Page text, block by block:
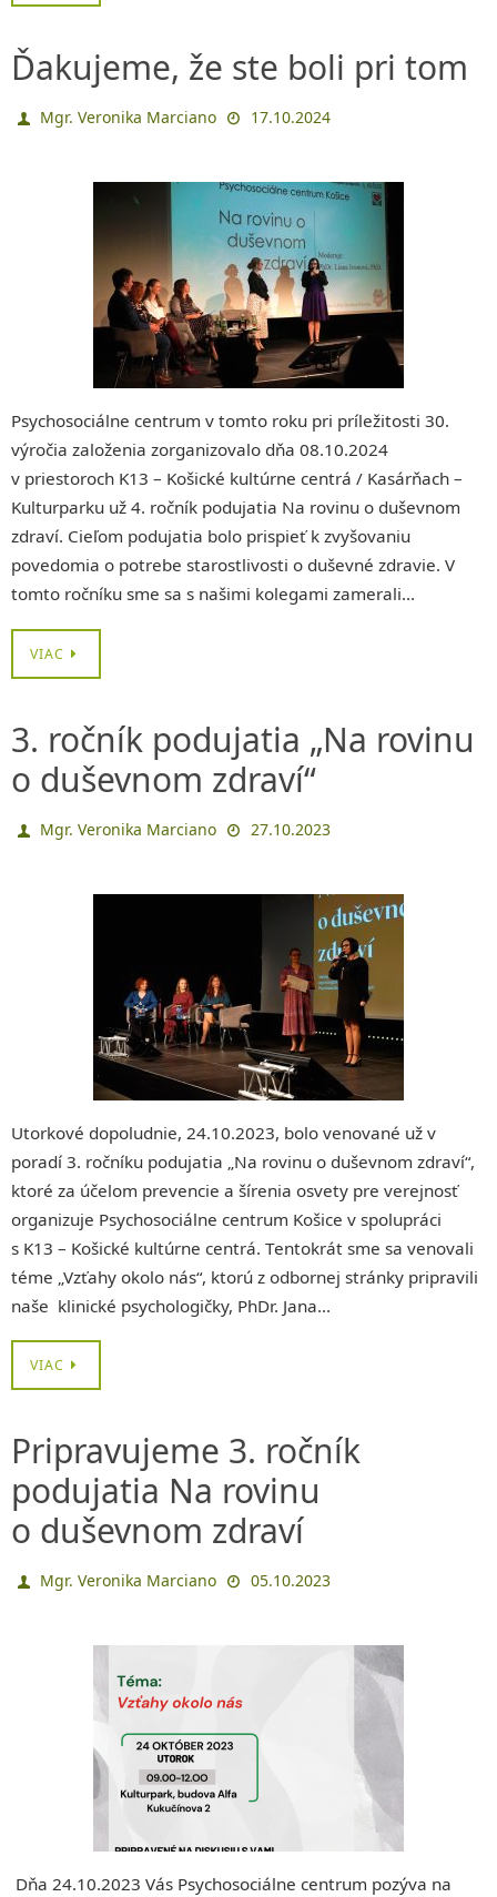
Ďakujeme, že ste boli pri tom
Mgr. Veronika Marciano 17.10.2024
Psychosociálne centrum v tomto roku pri príležitosti 30.
výročia založenia zorganizovalo dňa 08.10.2024
v priestoroch K13 – Košické kultúrne centrá / Kasárňach –
Kulturparku už 4. ročník podujatia Na rovinu o duševnom
zdraví. Cieľom podujatia bolo prispieť k zvyšovaniu
povedomia o potrebe starostlivosti o duševné zdravie. V
tomto ročníku sme sa s našimi kolegami zamerali…
VIAC
3. ročník podujatia „Na rovinu
o duševnom zdraví“
Mgr. Veronika Marciano 27.10.2023
Utorkové dopoludnie, 24.10.2023, bolo venované už v
poradí 3. ročníku podujatia „Na rovinu o duševnom zdraví“,
ktoré za účelom prevencie a šírenia osvety pre verejnosť
organizuje Psychosociálne centrum Košice v spolupráci
s K13 – Košické kultúrne centrá. Tentokrát sme sa venovali
téme „Vzťahy okolo nás“, ktorú z odbornej stránky pripravili
naše klinické psychologičky, PhDr. Jana…
VIAC
Pripravujeme 3. ročník
podujatia Na rovinu
o duševnom zdraví
Mgr. Veronika Marciano 05.10.2023
Dňa 24.10.2023 Vás Psychosociálne centrum pozýva na